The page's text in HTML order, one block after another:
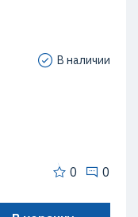
В наличии
0 0